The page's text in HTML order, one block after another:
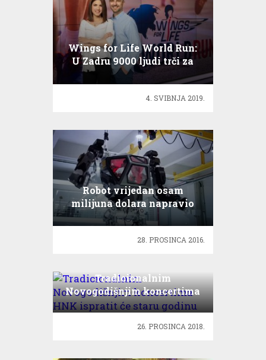
Wings for Life World Run:
U Zadru 9000 ljudi trči za
plemeniti cilj
4. SVIBNJA 2019.
Robot vrijedan osam
milijuna dolara napravio
prve korake
28. PROSINCA 2016.
Tradicionalnim
Novogodišnjim koncertima
HNK ispratit će staru
26. PROSINCA 2018.